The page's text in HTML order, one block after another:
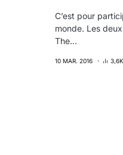
C’est pour
monde. Les
The…
10 MAR. 2016